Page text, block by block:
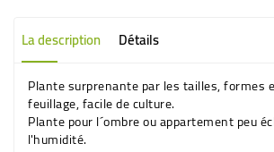
La description Détails
Plante surprenante par les tailles, formes
feuillage, facile de culture.
Plante pour l´ombre ou appartement peu
l'humidité.